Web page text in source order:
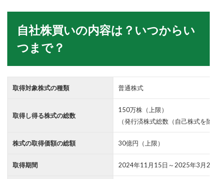
自社株買いの内容は？いつからい
つまで？
取得対象株式の種類 普通株式
取得し得る株式の総数
150万株（上限）
（発行済株式総数（自己株式を
株式の取得価額の総額 30億円（上限）
取得期間 2024年11月15日～2025年3月24